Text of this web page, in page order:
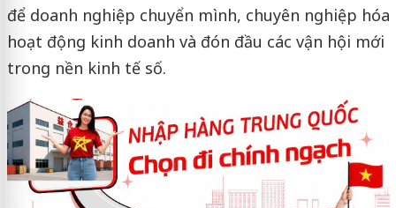
để doanh nghiệp chuyển mình, chuyên nghiệp hóa
hoạt động kinh doanh và đón đầu các vận hội mới
trong nền kinh tế số.